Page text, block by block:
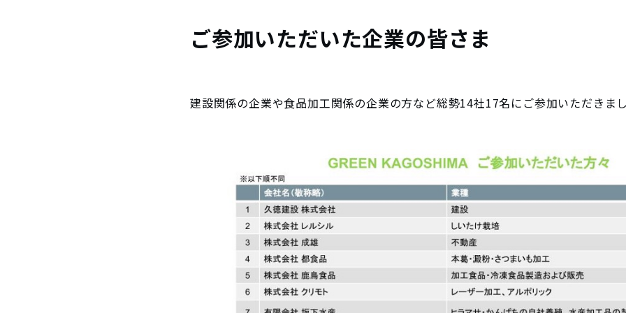
ご参加いただいた企業の皆さま
建設関係の企業や食品加工関係の企業の方など総勢14社17名にご参加いただきま